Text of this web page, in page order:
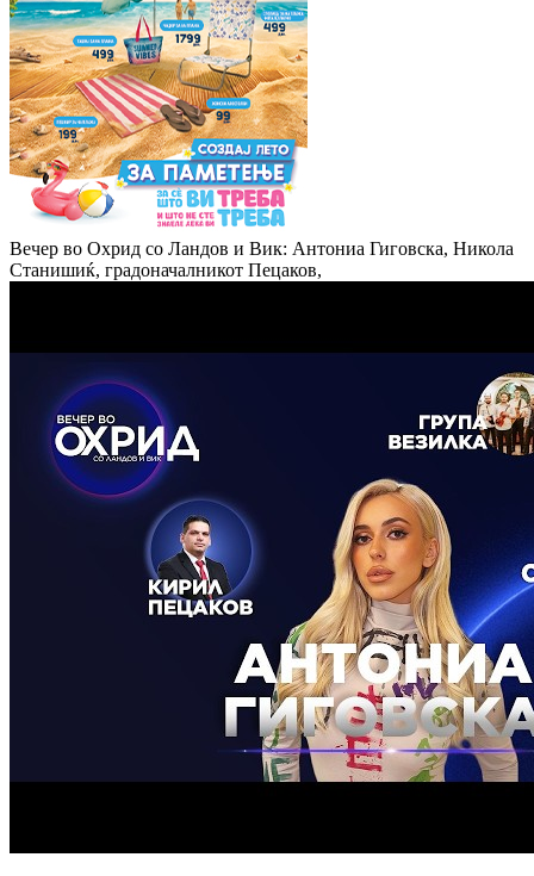
Вечер во Охрид со Ландов и Вик: Антониа Гиговска, Никола
Станишиќ, градоначалникот Пецаков,